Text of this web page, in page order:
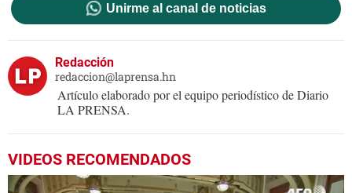
Unirme al canal de noticias
Redacción
redaccion@laprensa.hn
Artículo elaborado por el equipo periodístico de Diario
LA PRENSA.
VIDEOS RECOMENDADOS